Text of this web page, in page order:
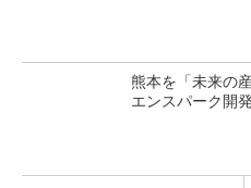
熊本を「未来の
エンスパーク開